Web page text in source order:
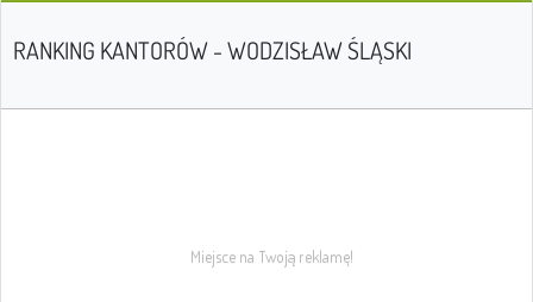
RANKING KANTORÓW - WODZISŁAW ŚLĄSKI